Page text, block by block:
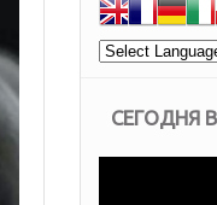
СЕГОДНЯ